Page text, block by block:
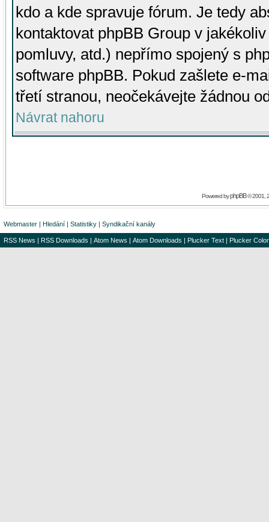
kdo a kde spravuje fórum. Je tedy
kontaktovat phpBB Group v
pomluvy, atd.) nepřímo spojený s
software phpBB. Pokud zašlete e-
třetí stranou, neočekávejte žádnou
Návrat nahoru
Powered byphpBB© 2001,
Webmaster | Hledání | Statistiky | Syndikační kanály
RSS News | RSS Downloads | Atom News | Atom Downloads | Plucker Text | Plucker Color